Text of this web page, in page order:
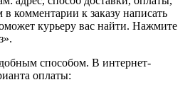
комментарии к заказу написать
курьеру вас найти. Нажмите
способом. В интернет-
оплаты: